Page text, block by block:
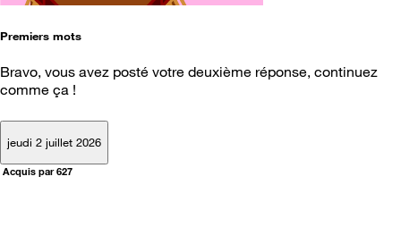
Premiers mots
Bravo, vous avez posté votre deuxième réponse, continuez
comme ça !
jeudi 2 juillet 2026
Acquis par 627